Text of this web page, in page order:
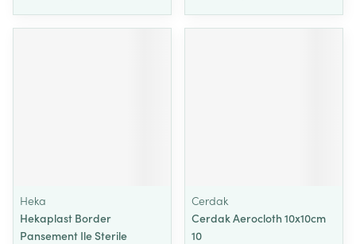
Heka
Hekaplast Border
Pansement Ile Sterile
Cerdak
Cerdak Aerocloth 10x10cm
10